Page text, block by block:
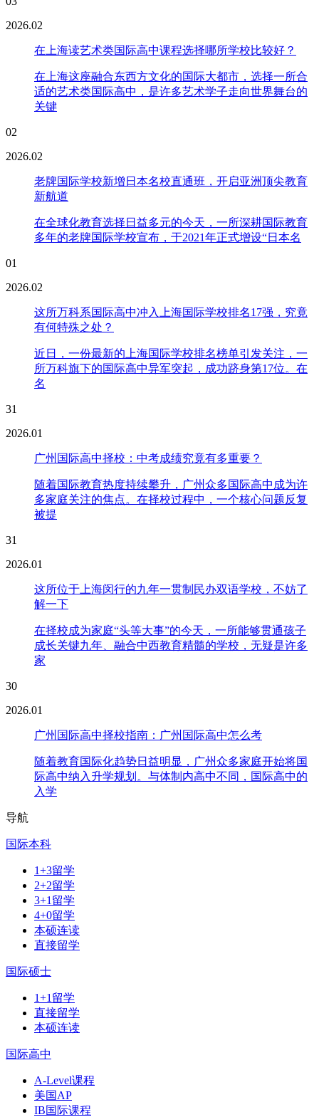
2026.02
在上海读艺术类国际高中课程选择哪所学校比较好？
在上海这座融合东西方文化的国际大都市，选择一所合
适的艺术类国际高中，是许多艺术学子走向世界舞台的
关键
02
2026.02
老牌国际学校新增日本名校直通班，开启亚洲顶尖教育
新航道
在全球化教育选择日益多元的今天，一所深耕国际教育
多年的老牌国际学校宣布，于2021年正式增设“日本名
01
2026.02
这所万科系国际高中冲入上海国际学校排名17强，究竟
有何特殊之处？
近日，一份最新的上海国际学校排名榜单引发关注，一
所万科旗下的国际高中异军突起，成功跻身第17位。在
名
31
2026.01
广州国际高中择校：中考成绩究竟有多重要？
随着国际教育热度持续攀升，广州众多国际高中成为许
多家庭关注的焦点。在择校过程中，一个核心问题反复
被提
31
2026.01
这所位于上海闵行的九年一贯制民办双语学校，不妨了
解一下
在择校成为家庭“头等大事”的今天，一所能够贯通孩子
成长关键九年、融合中西教育精髓的学校，无疑是许多
家
30
2026.01
广州国际高中择校指南：广州国际高中怎么考
随着教育国际化趋势日益明显，广州众多家庭开始将国
际高中纳入升学规划。与体制内高中不同，国际高中的
入学
导航
国际本科
1+3留学
2+2留学
3+1留学
4+0留学
本硕连读
直接留学
国际硕士
1+1留学
直接留学
本硕连读
国际高中
A-Level课程
美国AP
IB国际课程